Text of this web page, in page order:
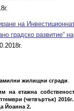
на
градско развитие“ на
жилищни сгради
на етажна
(четвъртък) 2016г.
Йоанна 2.